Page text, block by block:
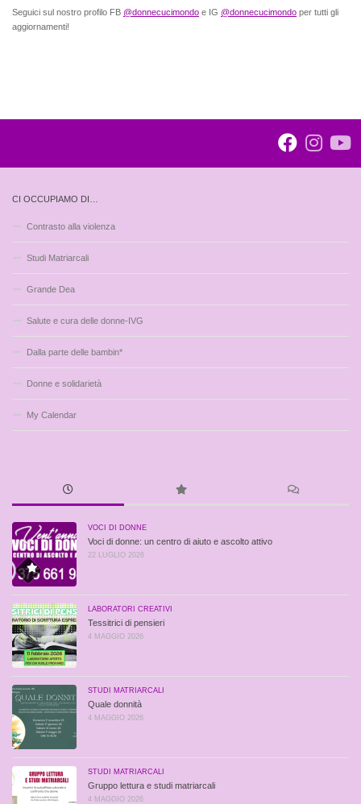
Seguici sul nostro profilo FB @donnecucimondo e IG @donnecucimondo per tutti gli
aggiornamenti!
CI OCCUPIAMO DI…
Contrasto alla violenza
Studi Matriarcali
Grande Dea
Salute e cura delle donne-IVG
Dalla parte delle bambin*
Donne e solidarietà
My Calendar
VOCI DI DONNE
Voci di donne: un centro di aiuto e ascolto attivo
22 LUGLIO 2026
LABORATORI CREATIVI
Tessitrici di pensieri
4 MAGGIO 2026
STUDI MATRIARCALI
Quale donnità
4 MAGGIO 2026
STUDI MATRIARCALI
Gruppo lettura e studi matriarcali
4 MAGGIO 2026